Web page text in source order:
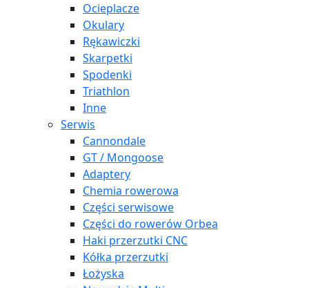
Ocieplacze
Okulary
Rękawiczki
Skarpetki
Spodenki
Triathlon
Inne
Serwis
Cannondale
GT / Mongoose
Adaptery
Chemia rowerowa
Części serwisowe
Części do rowerów Orbea
Haki przerzutki CNC
Kółka przerzutki
Łożyska